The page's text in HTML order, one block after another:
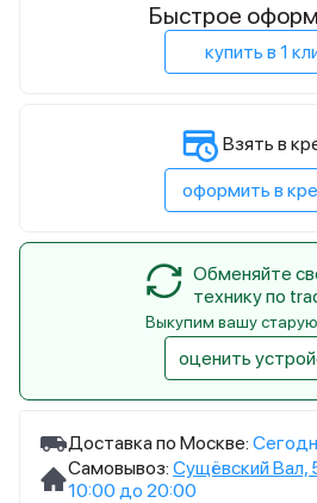
Доставка по Москве:
Самовывоз: Сущёвский Вал,
10:00 до 20:00
Быстрое
купить в 1
Взять в
оформить в
Обменяйте
технику по
Выкупим вашу
оценить